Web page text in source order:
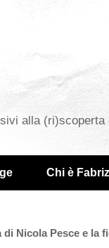
alla (ri)scoperta
Chi è
di Nicola Pesce e la